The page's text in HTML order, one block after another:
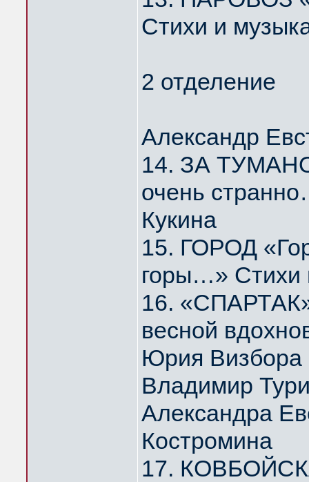
Стихи и
2 отделение
Александр
14. ЗА
очень
Кукина
15. ГОРОД
горы…» Стихи
16.
весной
Юрия Визбора
Владимир
Александра
Костромина
17.